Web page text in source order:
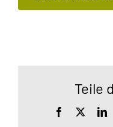
Teile
Facebook